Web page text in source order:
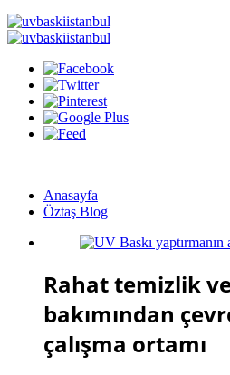
Anasayfa
Öztaş Blog
Rahat temizlik
bakımından
çalışma ortamı